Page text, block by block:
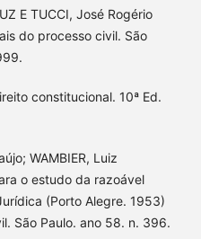
E TUCCI, José Rogério
do processo civil. São
constitucional. 10ª Ed.
WAMBIER, Luiz
o estudo da razoável
(Porto Alegre. 1953)
São Paulo. ano 58. n. 396.